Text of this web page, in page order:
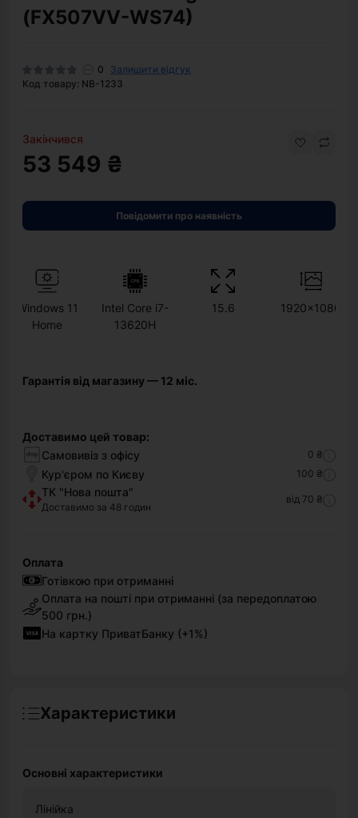
(FX507VV-WS74)
0
Залишити відгук
Код товару: NB-1233
Закінчився
53 549 ₴
Повідомити про наявність
Windows 11
Home
Intel Core i7-
13620H
15.6 1920x1080
Гарантія від магазину — 12 міс.
Доставимо цей товар:
Самовивіз з офісу
0 ₴
Кур'єром по Києву 100 ₴
ТК "Нова пошта"
Доставимо за 48 годин
від 70 ₴
Оплата
Готівкою при отриманні
Оплата на пошті при отриманні (за передоплатою
500 грн.)
На картку ПриватБанку (+1%)
Характеристики
Основні характеристики
Лінійка